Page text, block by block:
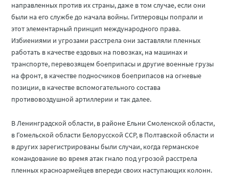
направленных против их страны, даже в том случае, если они
были на его службе до начала войны. Гитлеровцы попрали и
этот элементарный принцип международного права.
Избиениями и угрозами расстрела они заставляли пленных
работать в качестве ездовых на повозках, на машинах и
транспорте, перевозящем боеприпасы и другие военные грузы
на фронт, в качестве подносчиков боеприпасов на огневые
позиции, в качестве вспомогательного состава
противовоздушной артиллерии и так далее.
В Ленинградской области, в районе Ельни Смоленской области,
в Гомельской области Белорусской ССР, в Полтавской области и
в других зарегистрированы были случаи, когда германское
командование во время атак гнало под угрозой расстрела
пленных красноармейцев впереди своих наступающих колонн.